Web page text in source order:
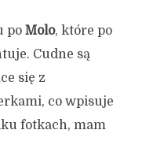
poMolo, które po
Cudne są
się z
co wpisuje
fotkach, mam